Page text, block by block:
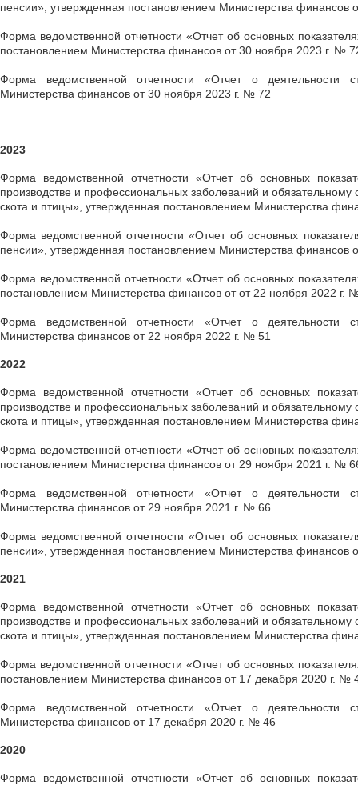
пенсии», утвержденная постановлением Министерства финансов
Форма ведомственной отчетности «Отчет об основных
постановлением Министерства финансов от 30 ноября 2023 г. №
Форма ведомственной отчетности «Отчет о деятельности
Министерства финансов от 30 ноября 2023 г. № 72
2023
Форма ведомственной отчетности «Отчет об основных
производстве и профессиональных заболеваний и обязательному
скота и птицы», утвержденная постановлением Министерства
Форма ведомственной отчетности «Отчет об основных
пенсии», утвержденная постановлением Министерства финансов
Форма ведомственной отчетности «Отчет об основных
постановлением Министерства финансов от от 22 ноября 2022 г.
Форма ведомственной отчетности «Отчет о деятельности
Министерства финансов от 22 ноября 2022 г. № 51
2022
Форма ведомственной отчетности «Отчет об основных
производстве и профессиональных заболеваний и обязательному
скота и птицы», утвержденная постановлением Министерства
Форма ведомственной отчетности «Отчет об основных
постановлением Министерства финансов от 29 ноября 2021 г. №
Форма ведомственной отчетности «Отчет о деятельности
Министерства финансов от 29 ноября 2021 г. № 66
Форма ведомственной отчетности «Отчет об основных
пенсии», утвержденная постановлением Министерства финансов
2021
Форма ведомственной отчетности «Отчет об основных
производстве и профессиональных заболеваний и обязательному
скота и птицы», утвержденная постановлением Министерства
Форма ведомственной отчетности «Отчет об основных
постановлением Министерства финансов от 17 декабря 2020 г. №
Форма ведомственной отчетности «Отчет о деятельности
Министерства финансов от 17 декабря 2020 г. № 46
2020
Форма ведомственной отчетности «Отчет об основных